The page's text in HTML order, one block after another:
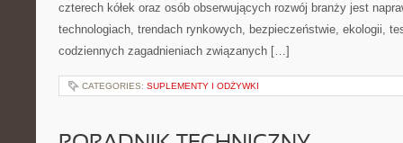
czterech kółek oraz osób obserwujących rozwój branży jest
technologiach, trendach rynkowych, bezpieczeństwie, ekologii,
codziennych zagadnieniach związanych […]
CATEGORIES: SUPLEMENTY I ODŻYWKI